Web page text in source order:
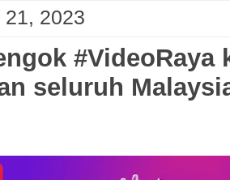
21, 2023
#VideoRaya
seluruh